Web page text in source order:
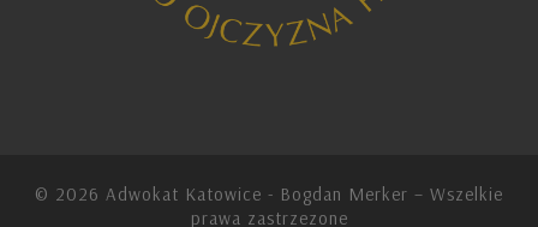
© 2026 Adwokat Katowice - Bogdan Merker – Wszelkie
prawa zastrzezone